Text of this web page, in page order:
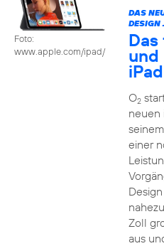
Foto:
www.apple.com/ipad/
DAS
DESIGN
und
O2
neuen
einer
Zoll
aus